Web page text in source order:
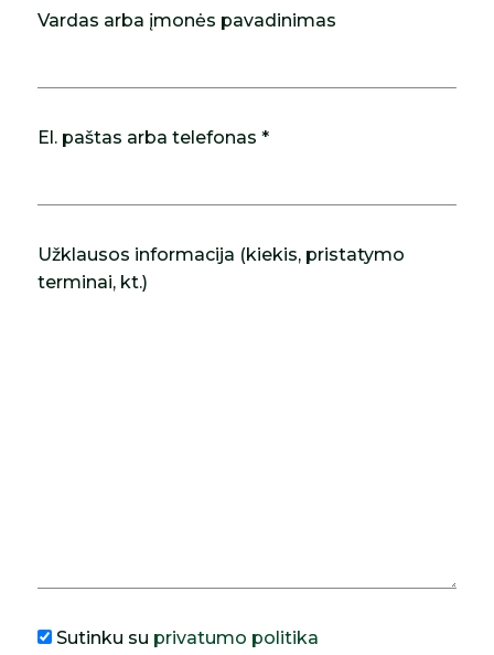
Vardas arba įmonės pavadinimas
El. paštas arba telefonas *
Užklausos informacija (kiekis, pristatymo
terminai, kt.)
Sutinku su privatumo politika